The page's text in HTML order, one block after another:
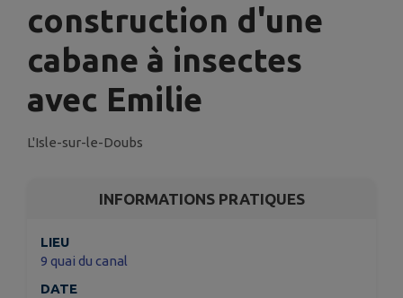
construction d'une
cabane à insectes
avec Emilie
L'Isle-sur-le-Doubs
INFORMATIONS PRATIQUES
LIEU
9 quai du canal
DATE